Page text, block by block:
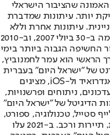
שהציבור הישראלי
יותר. עיתונות שמדברת
עיתונות אחרת וללא
תשלום. המהדורה המודפסת הראשונה פורסמה ב-30 ביולי 2007, וב-2010
החשיפה הגבוה ביותר בימי
הראשי הוא עמר לחמנוביץ,
של "ישראל היום" בעברית
ובאנגלית, כמו כן היישומונים (אפליקציות) לאנדרואיד ול-iOS, מציגים
ניתוחים ופרשנויות,
הדיגיטל של "ישראל היום"
סטייל, טכנולוגיה, ספורט,
כלכלה וצרכנות, בריאות, חיילים, אוכל, יהדות, תיירות ורכב. ב-2021 עלו